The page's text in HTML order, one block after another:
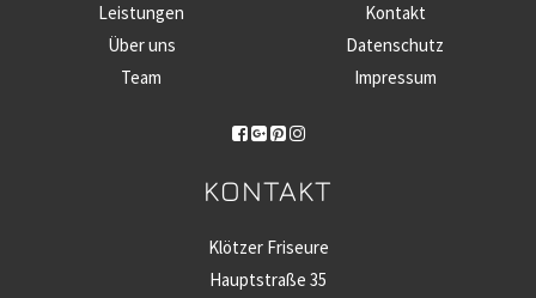
Leistungen
Über uns
Team
Kontakt
Datenschutz
Impressum
KONTAKT
Klötzer Friseure
Hauptstraße 35